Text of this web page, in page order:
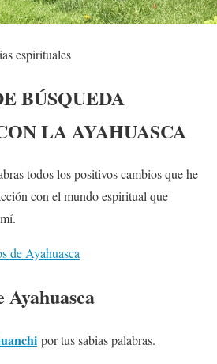
espirituales
BÚSQUEDA
LA AYAHUASCA
todos los positivos cambios que he
con el mundo espiritual que
de Ayahuasca
Ayahuasca
por tus sabias palabras.